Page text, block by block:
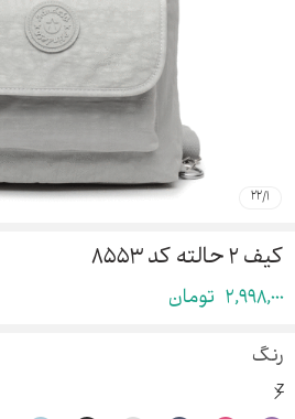
1
/
22
کیف ۲ حالته کد ۸۵۵۳
2,998,000 تومان
رنگ